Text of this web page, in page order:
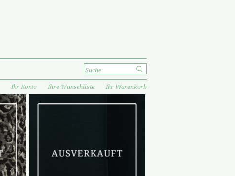
Ihr Konto Ihre Wunschliste Ihr Warenkorb